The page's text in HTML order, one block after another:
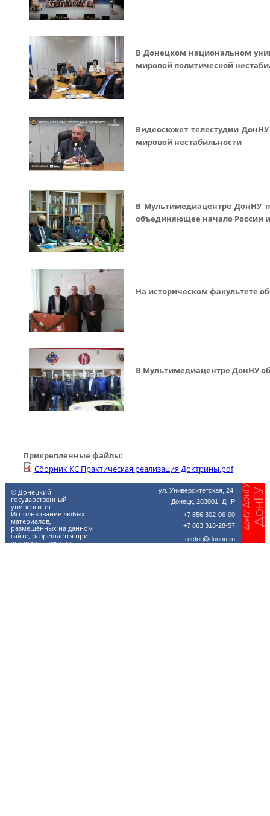
В Донецком национальном
мировой политической
Видеосюжет телестудии
мировой нестабильности
В Мультимедиацентре ДонНУ
объединяющее начало России
На историческом факультете
В Мультимедиацентре ДонНУ
Прикрепленные файлы:
Сборник КС Практическая реализация Доктрины.pdf
ул. Университетская, 24,
Донецк, 283001, ДНР
+7 856 302-06-00
+7 863 318-28-57
rector@donnu.ru
© Донецкий
государственный
университет
Использование любых
материалов,
размещённых на данном
сайте, разрешается при
условии ссылки на